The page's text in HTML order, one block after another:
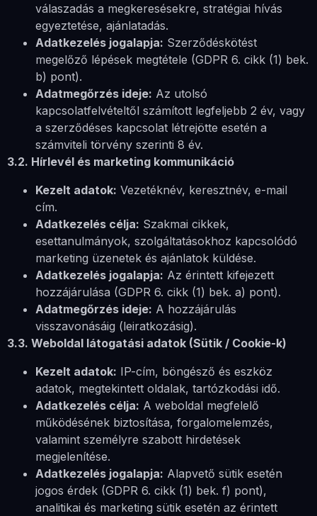
válaszadás a megkeresésekre, stratégiai hívás
egyeztetése, ajánlatadás.
Adatkezelés jogalapja: Szerződéskötést
megelőző lépések megtétele (GDPR 6. cikk (1) bek.
b) pont).
Adatmegőrzés ideje: Az utolsó
kapcsolatfelvételtől számított legfeljebb 2 év, vagy
a szerződéses kapcsolat létrejötte esetén a
számviteli törvény szerinti 8 év.
3.2. Hírlevél és marketing kommunikáció
Kezelt adatok: Vezetéknév, keresztnév, e-mail
cím.
Adatkezelés célja: Szakmai cikkek,
esettanulmányok, szolgáltatásokhoz kapcsolódó
marketing üzenetek és ajánlatok küldése.
Adatkezelés jogalapja: Az érintett kifejezett
hozzájárulása (GDPR 6. cikk (1) bek. a) pont).
Adatmegőrzés ideje: A hozzájárulás
visszavonásáig (leiratkozásig).
3.3. Weboldal látogatási adatok (Sütik / Cookie-k)
Kezelt adatok: IP-cím, böngésző és eszköz
adatok, megtekintett oldalak, tartózkodási idő.
Adatkezelés célja: A weboldal megfelelő
működésének biztosítása, forgalomelemzés,
valamint személyre szabott hirdetések
megjelenítése.
Adatkezelés jogalapja: Alapvető sütik esetén
jogos érdek (GDPR 6. cikk (1) bek. f) pont),
analitikai és marketing sütik esetén az érintett